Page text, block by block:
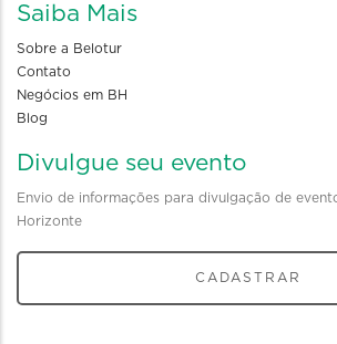
Saiba Mais
Sobre a Belotur
Contato
Negócios em BH
Blog
Divulgue seu evento
Envio de informações para divulgação de
Horizonte
CADASTRAR